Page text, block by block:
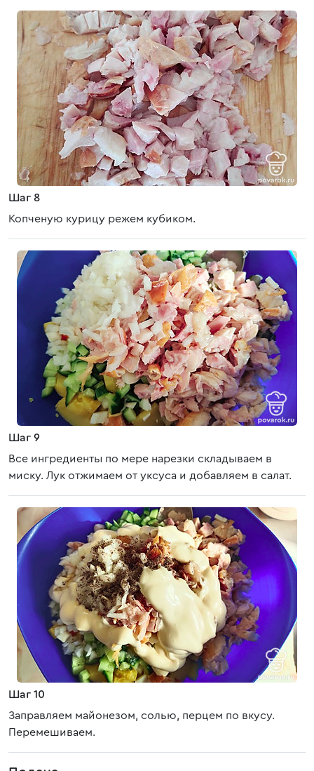
Шаг 8
Копченую курицу режем кубиком.
Шаг 9
Все ингредиенты по мере нарезки складываем в
миску. Лук отжимаем от уксуса и добавляем в салат.
Шаг 10
Заправляем майонезом, солью, перцем по вкусу.
Перемешиваем.